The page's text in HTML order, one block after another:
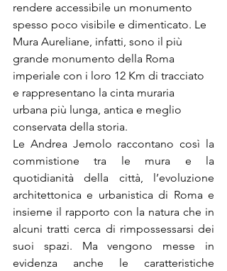
rendere accessibile un monumento
spesso poco visibile e dimenticato. Le
Mura Aureliane, infatti, sono il più
grande monumento della Roma
imperiale con i loro 12 Km di tracciato
e rappresentano la cinta muraria
urbana più lunga, antica e meglio
conservata della storia.
Le Andrea Jemolo raccontano così la
commistione tra le mura e la
quotidianità della città, l’evoluzione
architettonica e urbanistica di Roma e
insieme il rapporto con la natura che in
alcuni tratti cerca di rimpossessarsi dei
suoi spazi. Ma vengono messe in
evidenza anche le caratteristiche